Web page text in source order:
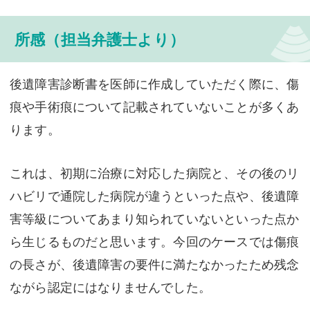
所感（担当弁護士より）
後遺障害診断書を医師に作成していただく際に、傷
痕や手術痕について記載されていないことが多くあ
ります。
これは、初期に治療に対応した病院と、その後のリ
ハビリで通院した病院が違うといった点や、後遺障
害等級についてあまり知られていないといった点か
ら生じるものだと思います。今回のケースでは傷痕
の長さが、後遺障害の要件に満たなかったため残念
ながら認定にはなりませんでした。